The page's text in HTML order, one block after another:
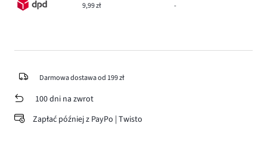
9,99 zł -
Darmowa dostawa od 199 zł
100 dni na zwrot
Zapłać później z PayPo | Twisto